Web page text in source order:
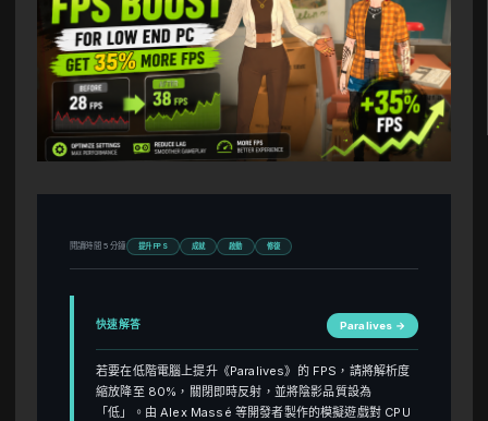
閱讀時間 5 分鐘 提升 FPS 成就 啟動 修復
快速解答 Paralives →
若要在低階電腦上提升《Paralives》的 FPS，請將解析度
縮放降至 80%，關閉即時反射，並將陰影品質設為
「低」。由 Alex Massé 等開發者製作的模擬遊戲對 CPU